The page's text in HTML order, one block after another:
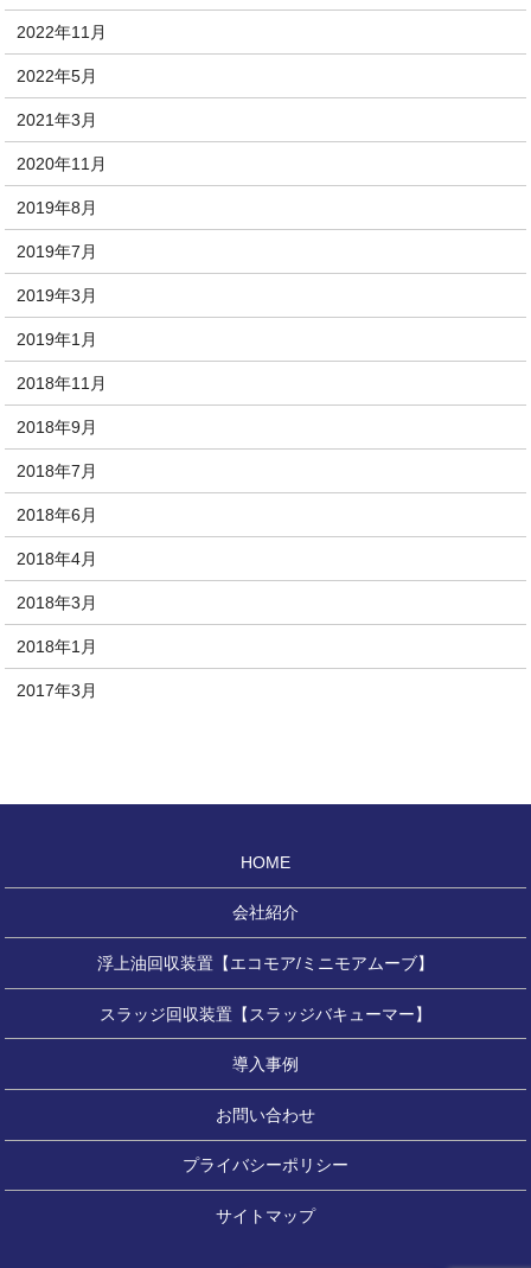
2022年11月
2022年5月
2021年3月
2020年11月
2019年8月
2019年7月
2019年3月
2019年1月
2018年11月
2018年9月
2018年7月
2018年6月
2018年4月
2018年3月
2018年1月
2017年3月
HOME
会社紹介
浮上油回収装置【エコモア/ミニモアムーブ】
スラッジ回収装置【スラッジバキューマー】
導入事例
お問い合わせ
プライバシーポリシー
サイトマップ